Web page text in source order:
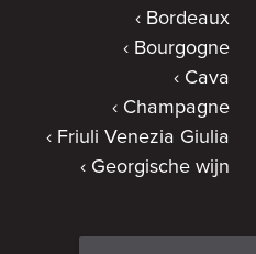
Bordeaux
Bourgogne
Cava
Champagne
Friuli Venezia Giulia
Georgische wijn